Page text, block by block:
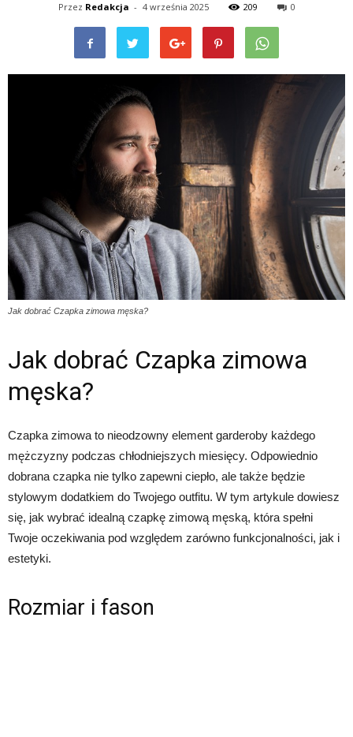
Przez Redakcja - 4 września 2025 209 0
Jak dobrać Czapka zimowa męska?
Jak dobrać Czapka zimowa
męska?
Czapka zimowa to nieodzowny element garderoby każdego
mężczyzny podczas chłodniejszych miesięcy. Odpowiednio
dobrana czapka nie tylko zapewni ciepło, ale także będzie
stylowym dodatkiem do Twojego outfitu. W tym artykule dowiesz
się, jak wybrać idealną czapkę zimową męską, która spełni
Twoje oczekiwania pod względem zarówno funkcjonalności, jak i
estetyki.
Rozmiar i fason